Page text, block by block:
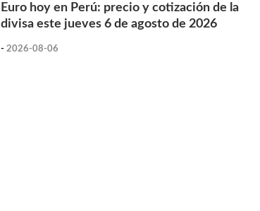
Euro hoy en Perú: precio y cotización de la
divisa este jueves 6 de agosto de 2026
- 2026-08-06